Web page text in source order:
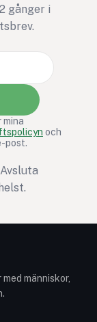
gånger i
och
post.
människor,